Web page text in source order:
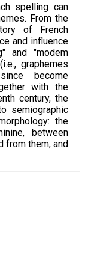
spelling can
From the
of French
and influence
and "modem
graphemes
become
with the
century, the
semiographic
the
between
from them, and